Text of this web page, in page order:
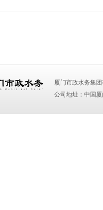
厦门市政水务集团
公司地址：中国